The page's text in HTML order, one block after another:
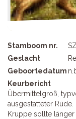
Stamboom nr.
Geslacht
Geboortedatum
Keurbericht
Übermittelgroß,
ausgestatteter
Kruppe sollte